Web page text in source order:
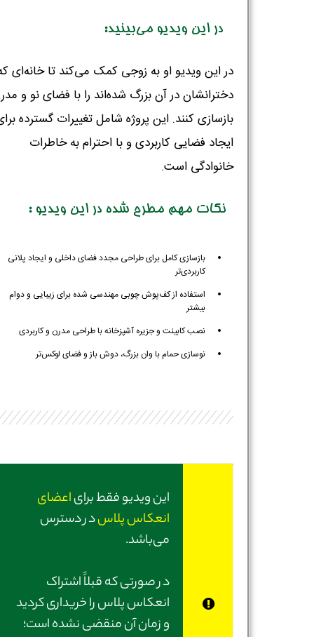
در این ویدیو می‌بینید:
در این ویدیو او به زوجی کمک می‌کند تا خانه‌ای
دخترانشان در آن بزرگ شده‌اند را با فضای نو و
بازسازی کنند. این پروژه شامل تغییرات گسترده
ایجاد فضایی کاربردی و با احترام به خاطرات
خانوادگی است.
نکات مهم مطرح شده در این ویدیو :
بازسازی کامل برای طراحی مجدد فضای داخلی و ایجاد پلانی
کاربردی‌تر
استفاده از کف‌پوش چوبی مهندسی شده برای زیبایی و دوام
بیشتر
نصب کابینت و جزیره آشپزخانه با طراحی مدرن و کاربردی
نوسازی حمام با وان بزرگ، دوش باز و فضای لوکس‌تر
این ویدیو فقط برایاعضای
انعکاس پلاسدر دسترس
می‌باشد.
در صورتی‌ که قبلاً اشتراک
انعکاس پلاس را خریداری کردید
و زمان آن منقضی نشده است؛